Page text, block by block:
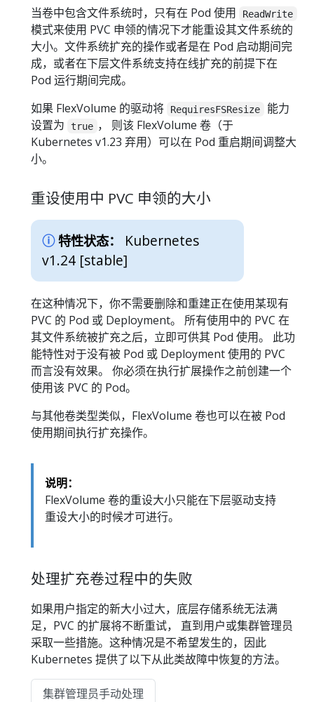
当卷中包含文件系统时，只有在 Pod 使用
ReadWrite
模式来使用 PVC 申领的情况下才能重设其文件系统的
大小。文件系统扩充的操作或者是在 Pod 启动期间完
成，或者在下层文件系统支持在线扩充的前提下在
Pod 运行期间完成。
如果 FlexVolume 的驱动将
RequiresFSResize
能力
设置为
true ， 则该 FlexVolume 卷（于
Kubernetes v1.23 弃用）可以在 Pod 重启期间调整大
小。
重设使用中 PVC 申领的大小
特性状态：
Kubernetes
v1.24 [stable]
在这种情况下，你不需要删除和重建正在使用某现有
PVC 的 Pod 或 Deployment。 所有使用中的 PVC 在
其文件系统被扩充之后，立即可供其 Pod 使用。 此功
能特性对于没有被 Pod 或 Deployment 使用的 PVC
而言没有效果。 你必须在执行扩展操作之前创建一个
使用该 PVC 的 Pod。
与其他卷类型类似，FlexVolume 卷也可以在被 Pod
使用期间执行扩充操作。
说明：
FlexVolume 卷的重设大小只能在下层驱动支持
重设大小的时候才可进行。
处理扩充卷过程中的失败
如果用户指定的新大小过大，底层存储系统无法满
足，PVC 的扩展将不断重试， 直到用户或集群管理员
采取一些措施。这种情况是不希望发生的，因此
Kubernetes 提供了以下从此类故障中恢复的方法。
集群管理员手动处理